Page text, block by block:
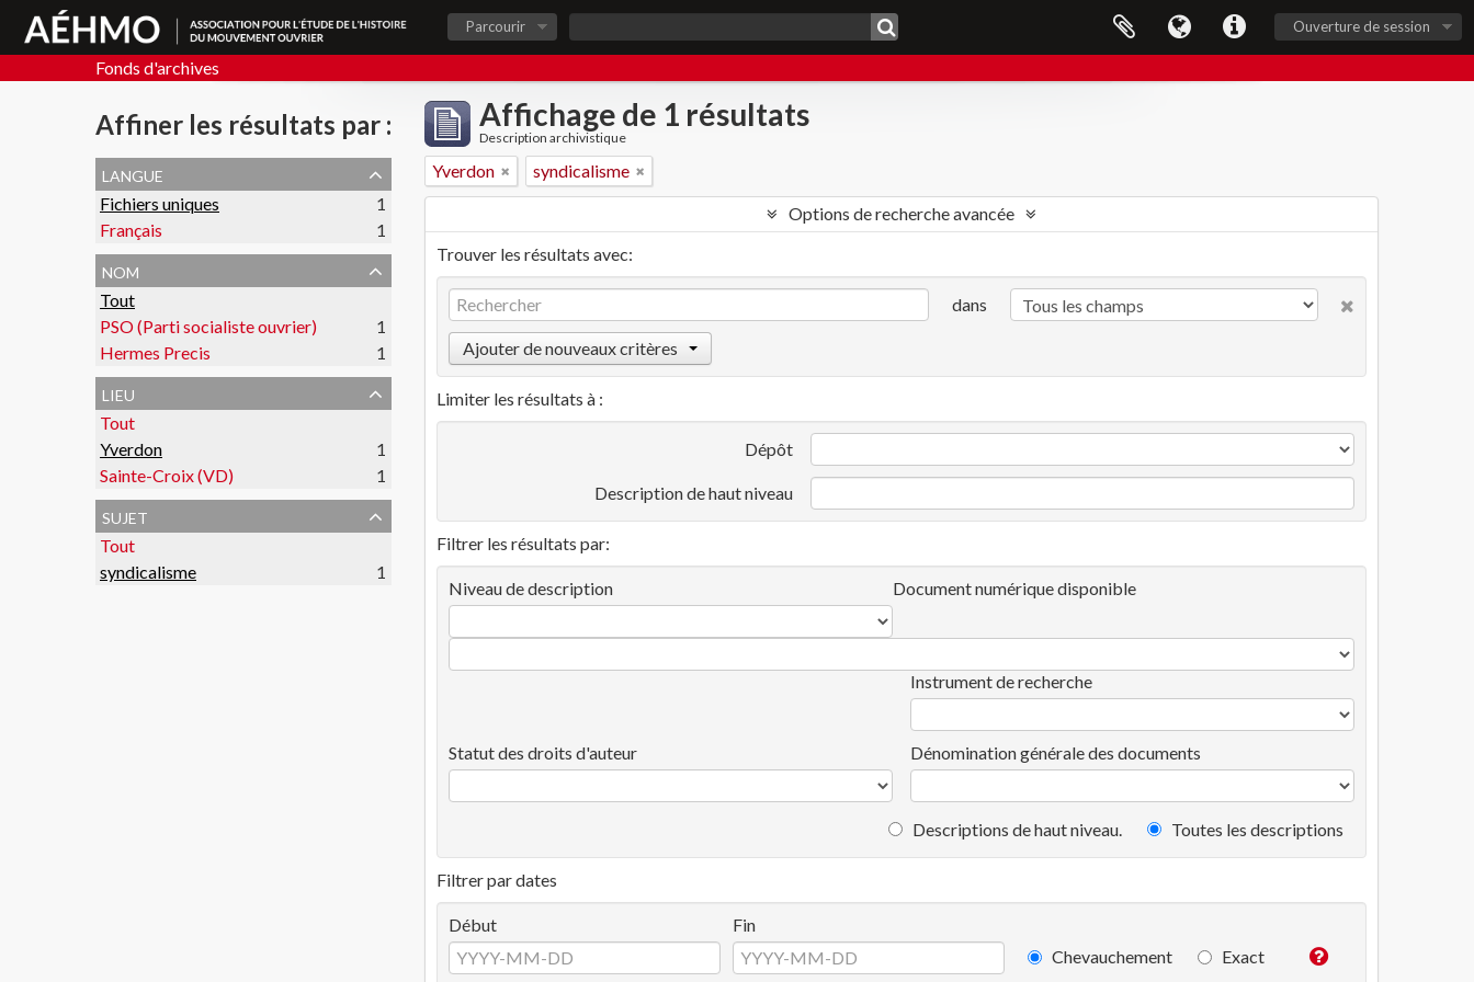
Ouverture de session
Parcourir
Fonds d'archives
Affiner les résultats par :
langue
Fichiers uniques
1
Français
1
nom
Tout
PSO (Parti socialiste ouvrier)
1
Hermes Precis
1
lieu
Tout
Yverdon
1
Sainte-Croix (VD)
1
sujet
Tout
syndicalisme
1
Affichage de 1 résultats
Description archivistique
Yverdon syndicalisme
Options de recherche avancée
Trouver les résultats avec:
dans
Ajouter de nouveaux critères
Limiter les résultats à :
Dépôt
Description de haut niveau
Filtrer les résultats par:
Niveau de description Document numérique disponible
Instrument de recherche
Statut des droits d'auteur Dénomination générale des documents
Descriptions de haut niveau. Toutes les descriptions
Filtrer par dates
Début
Fin
Chevauchement
Exact